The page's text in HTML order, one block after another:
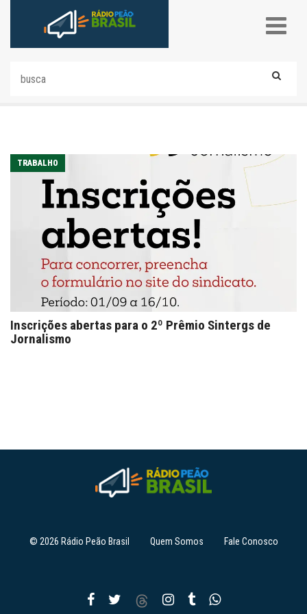
TRABALHO
Inscrições abertas para o 2º Prêmio Sintergs de
Jornalismo
© 2026 Rádio Peão Brasil Quem Somos Fale Conosco